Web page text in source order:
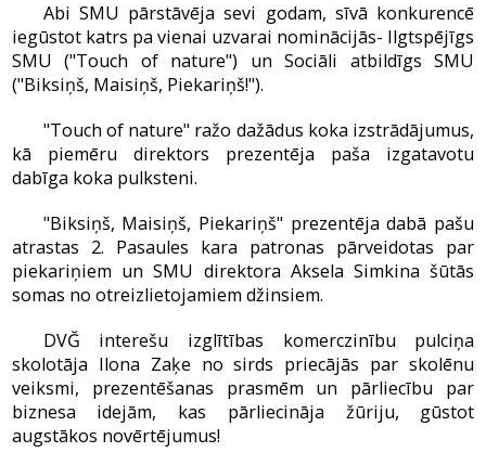
Abi SMU pārstāvēja sevi godam, sīvā konkurencē
iegūstot katrs pa vienai uzvarai nominācijās- Ilgtspējīgs
SMU ("Touch of nature") un Sociāli atbildīgs SMU
("Biksiņš, Maisiņš, Piekariņš!").
"Touch of nature" ražo dažādus koka izstrādājumus,
kā piemēru direktors prezentēja paša izgatavotu
dabīga koka pulksteni.
"Biksiņš, Maisiņš, Piekariņš" prezentēja dabā pašu
atrastas 2. Pasaules kara patronas pārveidotas par
piekariņiem un SMU direktora Aksela Simkina šūtās
somas no otreizlietojamiem džinsiem.
DVĞ interešu izglītības komerczinību pulciņa
skolotāja Ilona Zaķe no sirds priecājās par skolēnu
veiksmi, prezentēšanas prasmēm un pārliecību par
biznesa idejām, kas pārliecināja žūriju, gūstot
augstākos novērtējumus!